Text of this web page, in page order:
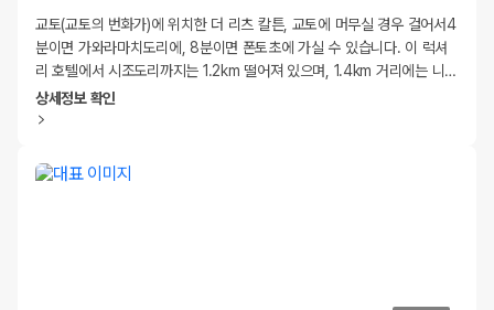
교토(교토의 번화가)에 위치한 더 리츠 칼튼, 교토에 머무실 경우 걸어서4
분이면 가와라마치도리에, 8분이면 폰토초에 가실 수 있습니다. 이 럭셔
리 호텔에서 시조도리까지는 1.2km 떨어져 있으며, 1.4km 거리에는 니 …
상세정보 확인